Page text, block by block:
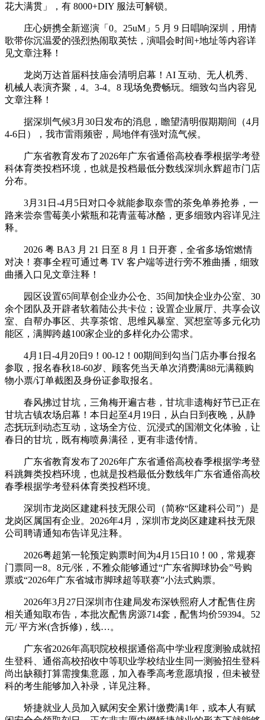
花大满贯」，有 8000+DIY 服法可解锁。
庄心妍携全新巡演「0。25uM」5 月 9 日唱响深圳，用情
歌带你沉温爱的强烈热闹取英怯，演唱会时间+地址等内容详
见文章注释！
龙岗万达首届科技庙会清明启幕！AI 互动、无人机秀、
机械人表演齐聚，4。3-4。8 现场免费畅玩。细致勾当内容见
文章注释！
据深圳气候3月30日发布的消息，瞻望清明假期期间（4月
4-6日），我市雷雨频密，局地伴有强对流气候。
广东省教育发布了2026年广东省通俗高校春季根据学考登
科体育类投档环境，也就是投档最低分数线深圳永辉超市门店
分布。
3月31日-4月5日对口令就能参取奈雪的茶免单券抢券，一
路来尝奈雪莓美小紫瓶和花青蓝莓冰酪，更多细致内容详见注
释。
2026 粤 BA3 月 21 日至 8 月 1 日开赛，全省多场馆燃情
对决！赛事全程可通过粤 TV 客户端等进行旁不雅曲播，细致
曲播入口见文章注释！
园区设置65间草创企业办公仓、35间加快企业办公室、30
余个团队及开辟者软着陆公共卡位；设置企业展厅、共享会议
室、自帮办事区、共享茶馆、思维风暴室、冥想室等多元化功
能区，满脚跨越100家企业的多样化办公需求。
4月1日-4月20日9！00-12！00期间到勾当门店办事台报名
参取，报名春秋18-60岁、顾客凭当天单次消费满88元满额购
物小票/订单截图及身份证参取报名。
春风拂过甘坑，三角梅开遍古巷，甘坑非遗梅好节已正在
甘坑古镇农场启幕！本日起至4月19日，从白日到夜晚，从静
态抚玩到动态互动，这场全方位、沉浸式的国潮文化体验，让
春日的甘坑，既有梅喷鼻满径，更有非遗传情。
广东省教育发布了2026年广东省通俗高校春季根据学考登
科跳舞类投档环境，也就是投档最低分数线年广东省通俗高校
春季根据学考登科体育类投档环境。
深圳市龙岗区建建科技无限公司（简称“区建科公司”）是
龙岗区属国有企业。2026年4月，深圳市龙岗区建建科技无限
公司聘请通知布告详见注释。
2026粤超第一轮预定购票时间为4月15日10！00，常规赛
门票同一8。8元/张，不雅众能够通过“广东省脚球协会”号购
票或“2026年广东省城市脚球超等联赛”小法式购票。
2026年3月27日深圳市住建局发布深铁熙府人才配售住房
相关通知取布告，本批次配售房源714套，配售均价59394。52
元/ 平方米(含拆修)，线…。
广东省2026年高职院校根据通俗高中学业程度测验成就招
生登科、通俗高校招收中等职业学校结业生同一测验招生登科
尚出缺额打算需搜集意愿，加入春季高考意愿填报，但未被登
科的考生能够加入补录，详见注释。
矫捷就业人员加入赋闲安全累计缴费满1年，或本人有赋